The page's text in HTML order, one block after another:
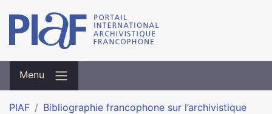
Menu
PIAF
Bibliographie francophone sur l’archivistique